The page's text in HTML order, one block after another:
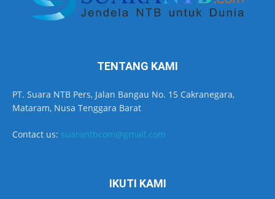
TENTANG KAMI
PT. Suara NTB Pers, Jalan Bangau No. 15 Cakranegara,
Mataram, Nusa Tenggara Barat
Contact us: suarantbcom@gmail.com
IKUTI KAMI